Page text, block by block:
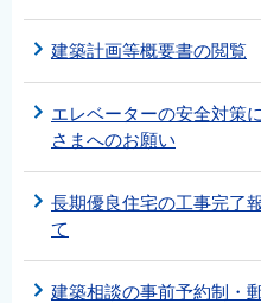
建築計画等概要書の閲覧
エレベーターの安全対策
さまへのお願い
長期優良住宅の工事完了
て
建築相談の事前予約制・